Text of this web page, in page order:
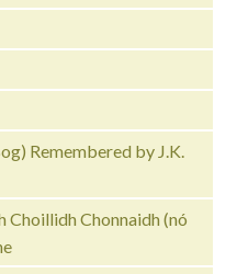
Remembered by J.K.
Choillidh Chonnaidh (nó